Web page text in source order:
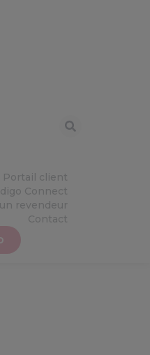
Portail client
Connect
revendeur
Contact